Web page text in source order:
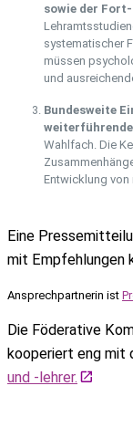
sowie der
systematischer
müssen
und
Bundesweite
Wahlfach. Die
Entwicklung
Eine
mit Empfehlungen
Ansprechpartnerin ist
Die Föderative
kooperiert eng mit
und -lehrer.